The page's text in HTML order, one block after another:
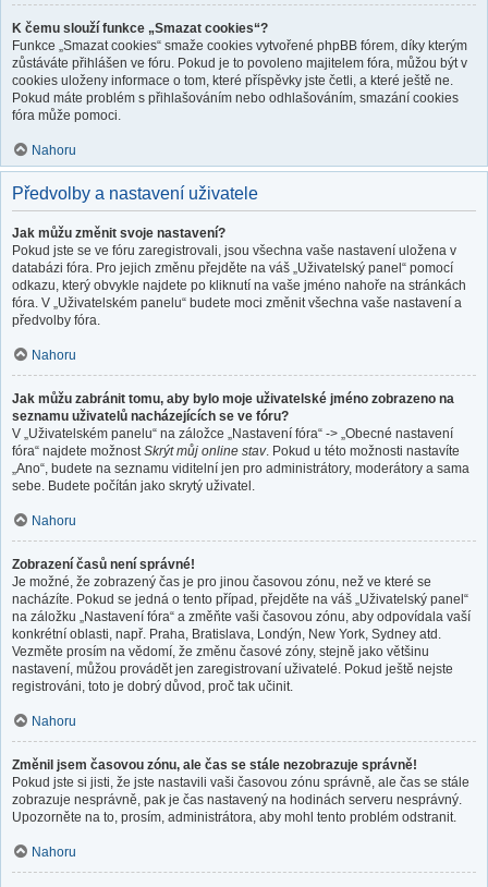
K čemu slouží funkce „Smazat cookies“?
Funkce „Smazat cookies“ smaže cookies vytvořené phpBB fórem, díky kterým
zůstáváte přihlášen ve fóru. Pokud je to povoleno majitelem fóra, můžou být v
cookies uloženy informace o tom, které příspěvky jste četli, a které ještě ne.
Pokud máte problém s přihlašováním nebo odhlašováním, smazání cookies
fóra může pomoci.
Nahoru
Předvolby a nastavení uživatele
Jak můžu změnit svoje nastavení?
Pokud jste se ve fóru zaregistrovali, jsou všechna vaše nastavení uložena v
databázi fóra. Pro jejich změnu přejděte na váš „Uživatelský panel“ pomocí
odkazu, který obvykle najdete po kliknutí na vaše jméno nahoře na stránkách
fóra. V „Uživatelském panelu“ budete moci změnit všechna vaše nastavení a
předvolby fóra.
Nahoru
Jak můžu zabránit tomu, aby bylo moje uživatelské jméno zobrazeno na
seznamu uživatelů nacházejících se ve fóru?
V „Uživatelském panelu“ na záložce „Nastavení fóra“ -> „Obecné nastavení
fóra“ najdete možnostSkrýt můj online stav. Pokud u této možnosti nastavíte
„Ano“, budete na seznamu viditelní jen pro administrátory, moderátory a sama
sebe. Budete počítán jako skrytý uživatel.
Nahoru
Zobrazení časů není správné!
Je možné, že zobrazený čas je pro jinou časovou zónu, než ve které se
nacházíte. Pokud se jedná o tento případ, přejděte na váš „Uživatelský panel“
na záložku „Nastavení fóra“ a změňte vaši časovou zónu, aby odpovídala vaší
konkrétní oblasti, např. Praha, Bratislava, Londýn, New York, Sydney atd.
Vezměte prosím na vědomí, že změnu časové zóny, stejně jako většinu
nastavení, můžou provádět jen zaregistrovaní uživatelé. Pokud ještě nejste
registrováni, toto je dobrý důvod, proč tak učinit.
Nahoru
Změnil jsem časovou zónu, ale čas se stále nezobrazuje správně!
Pokud jste si jisti, že jste nastavili vaši časovou zónu správně, ale čas se stále
zobrazuje nesprávně, pak je čas nastavený na hodinách serveru nesprávný.
Upozorněte na to, prosím, administrátora, aby mohl tento problém odstranit.
Nahoru